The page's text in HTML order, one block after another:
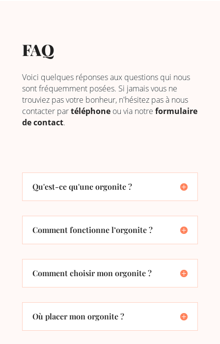
FAQ
Voici quelques réponses aux questions qui nous
sont fréquemment posées. Si jamais vous ne
trouviez pas votre bonheur, n'hésitez pas à nous
contacter partéléphoneou via notre formulaire
de contact.
Qu'est-ce qu'une orgonite ?
Comment fonctionne l’orgonite ?
Comment choisir mon orgonite ?
Où placer mon orgonite ?